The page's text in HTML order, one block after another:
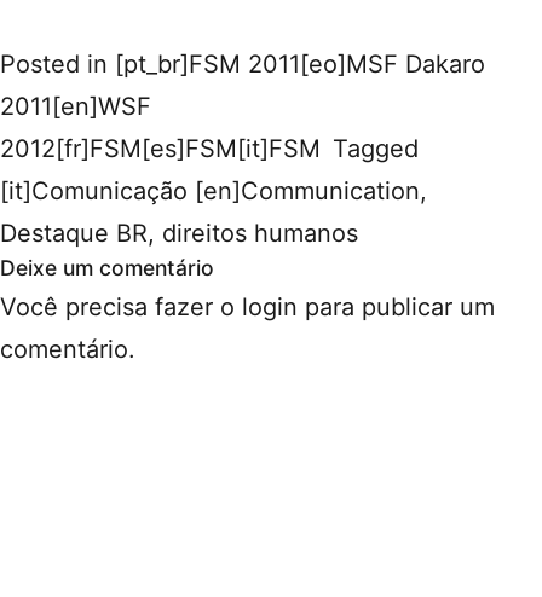
Posted in [pt_br]FSM 2011[eo]MSF Dakaro
2011[en]WSF
2012[fr]FSM[es]FSM[it]FSM Tagged
[it]Comunicação [en]Communication,
Destaque BR, direitos humanos
Deixe um comentário
Você precisa fazer o login para publicar um
comentário.